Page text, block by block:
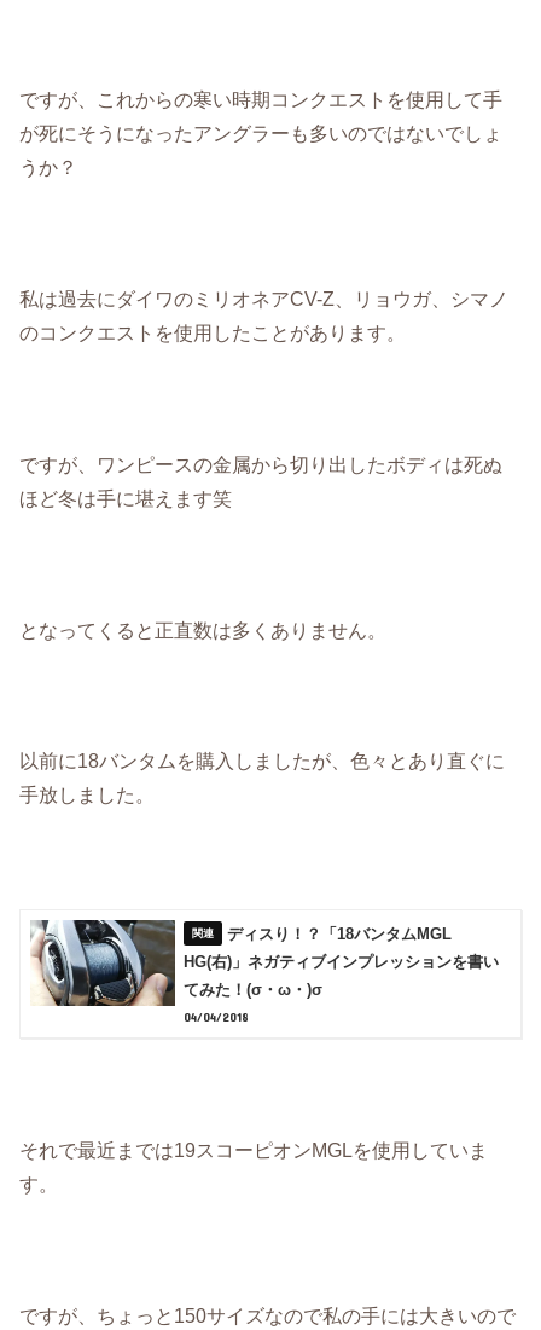
ですが、これからの寒い時期コンクエストを使用して手
が死にそうになったアングラーも多いのではないでしょ
うか？
私は過去にダイワのミリオネアCV-Z、リョウガ、シマノ
のコンクエストを使用したことがあります。
ですが、ワンピースの金属から切り出したボディは死ぬ
ほど冬は手に堪えます笑
となってくると正直数は多くありません。
以前に18バンタムを購入しましたが、色々とあり直ぐに
手放しました。
ディスり！？「18バンタムMGL
HG(右)」ネガティブインプレッションを書い
てみた！(σ・ω・)σ
04/04/2018
それで最近までは19スコーピオンMGLを使用していま
す。
ですが、ちょっと150サイズなので私の手には大きいので